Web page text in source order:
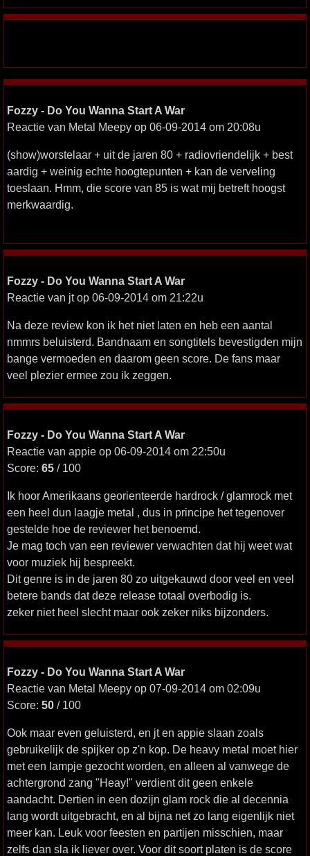
Fozzy - Do You Wanna Start A War
Reactie van Metal Meepy op 06-09-2014 om 20:08u
(show)worstelaar + uit de jaren 80 + radiovriendelijk + best
aardig + weinig echte hoogtepunten + kan de verveling
toeslaan. Hmm, die score van 85 is wat mij betreft hoogst
merkwaardig.
Fozzy - Do You Wanna Start A War
Reactie van jt op 06-09-2014 om 21:22u
Na deze review kon ik het niet laten en heb een aantal
nmmrs beluisterd. Bandnaam en songtitels bevestigden mijn
bange vermoeden en daarom geen score. De fans maar
veel plezier ermee zou ik zeggen.
Fozzy - Do You Wanna Start A War
Reactie van appie op 06-09-2014 om 22:50u
Score: 65 / 100
Ik hoor Amerikaans georienteerde hardrock / glamrock met
een heel dun laagje metal , dus in principe het tegenover
gestelde hoe de reviewer het benoemd.
Je mag toch van een reviewer verwachten dat hij weet wat
voor muziek hij bespreekt.
Dit genre is in de jaren 80 zo uitgekauwd door veel en veel
betere bands dat deze release totaal overbodig is.
zeker niet heel slecht maar ook zeker niks bijzonders.
Fozzy - Do You Wanna Start A War
Reactie van Metal Meepy op 07-09-2014 om 02:09u
Score: 50 / 100
Ook maar even geluisterd, en jt en appie slaan zoals
gebruikelijk de spijker op z'n kop. De heavy metal moet hier
met een lampje gezocht worden, en alleen al vanwege de
achtergrond zang "Heay!" verdient dit geen enkele
aandacht. Dertien in een dozijn glam rock die al decennia
lang wordt uitgebracht, en al bijna net zo lang eigenlijk niet
meer kan. Leuk voor feesten en partijen misschien, maar
zelfs dan sla ik liever over. Voor dit soort platen is de score